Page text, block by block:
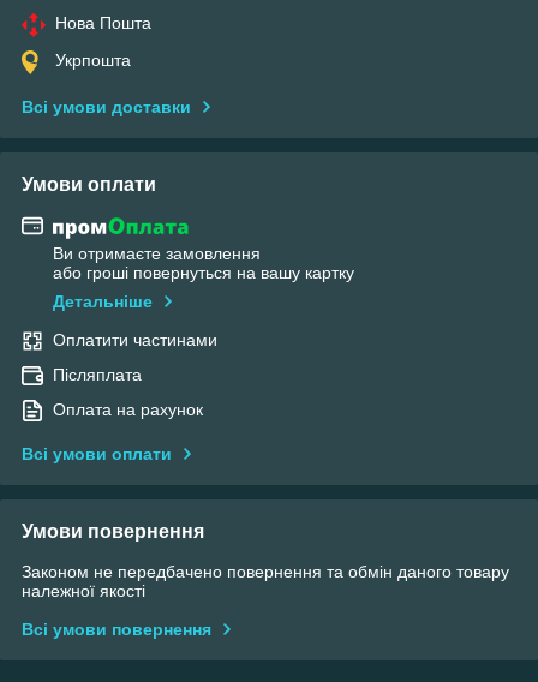
Нова Пошта
Укрпошта
Всі умови доставки
Умови оплати
Ви отримаєте замовлення
або гроші повернуться на вашу картку
Детальніше
Оплатити частинами
Післяплата
Оплата на рахунок
Всі умови оплати
Умови повернення
Законом не передбачено повернення та обмін даного товару
належної якості
Всі умови повернення